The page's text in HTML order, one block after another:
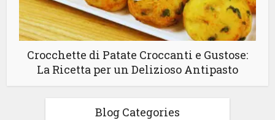
Crocchette di Patate Croccanti e Gustose:
La Ricetta per un Delizioso Antipasto
Blog Categories